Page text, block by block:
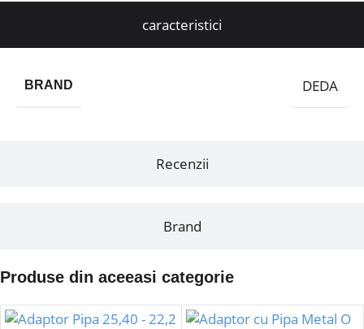
caracteristici
Recenzii
Brand
BRAND DEDA
Produse din aceeasi categorie